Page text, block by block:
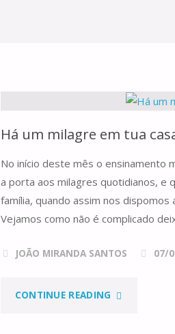
Há um milagre em tua
No início deste mês o ensinamento
a porta aos milagres quotidianos, e
família, quando assim nos
Vejamos como não é complicado
JOÃO MIRANDA SANTOS 07/
CONTINUE READING "HÁ